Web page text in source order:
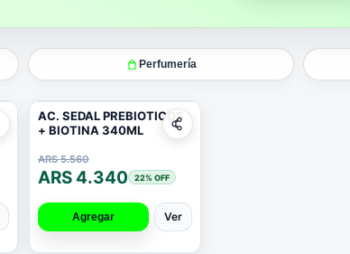
Perfumería
AC. SEDAL PREBIOTICOS
+ BIOTINA 340ML
ARS 5.560
ARS 4.340 22% OFF
Agregar Ver